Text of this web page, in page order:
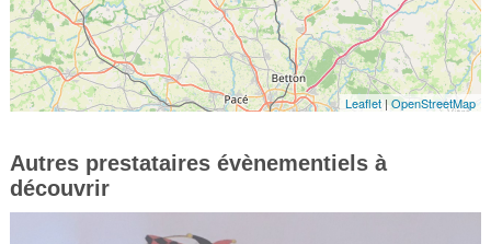
Leaflet |OpenStreetMap
Autres prestataires évènementiels à
découvrir